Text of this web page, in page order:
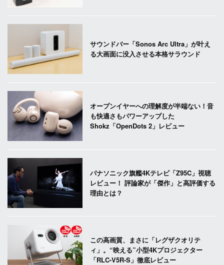
サウンドバー「Sonos Arc Ultra」が叶え
る大画面に没入させる本格サラウンド
オープンイヤーへの理解度が半端ない！音
も快適さもパワーアップした
Shokz「OpenDots 2」レビュー
パナソニック旗艦4Kテレビ「Z95C」視聴
レビュー！ 評論家が「傑作」と高評価する
理由とは？
この高画質、まさに「レグザクオリテ
ィ」。“映える”小型4Kプロジェクター
「RLC-V5R-S」徹底レビュー